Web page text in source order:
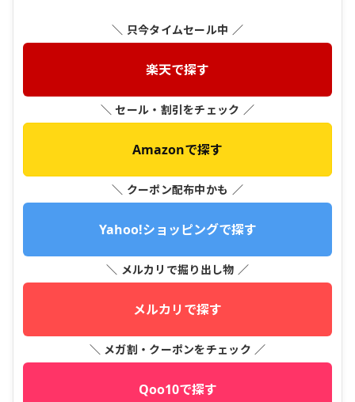
＼ 只今タイムセール中 ／
楽天で探す
＼ セール・割引をチェック ／
Amazonで探す
＼ クーポン配布中かも ／
Yahoo!ショッピングで探す
＼ メルカリで掘り出し物 ／
メルカリで探す
＼ メガ割・クーポンをチェック ／
Qoo10で探す